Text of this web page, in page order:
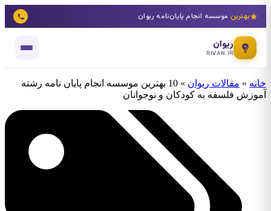
بهترین موسسه انجام پایان‌نامه ریوان
ریوان
RIVAN.IR
خانه » مقالات ریوان »
10 بهترین موسسه انجام پایان نامه رشته
آموزش فلسفه به کودکان و نوجوانان